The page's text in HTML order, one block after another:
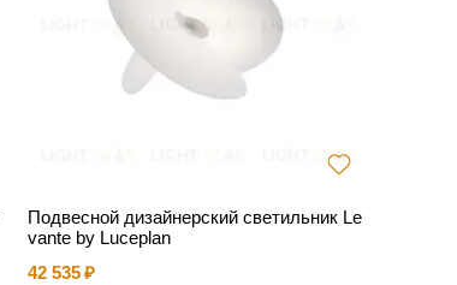
Подвесной дизайнерский светильник Le
vante by Luceplan
42 535